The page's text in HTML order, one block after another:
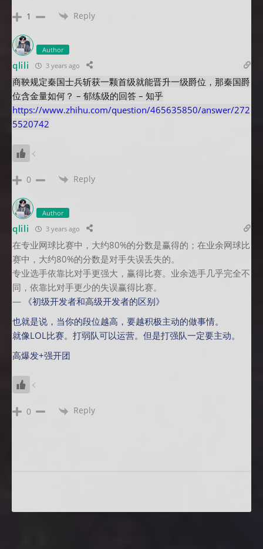
1 Reply
Author
qlili 3 years ago
商鞅规定秦国士兵斩获一颗首级就能晋升一级爵位，那秦国爵
位含金量如何？ – 郁练级的回答 – 知乎
https://www.zhihu.com/question/465635850/answer/272
5520742
0 Reply
Author
qlili 3 years ago
在专业网球比赛中，大约80%的分数是赢得的；在业余网球比
赛中，大约80%的分数是对手失误丢失的。
专业选手依靠比对手更强大，赢得比赛。业余选手几乎完全不
同，依靠比对手更少的失误赢得比赛。
— 《初级开发者和高级开发者的区别》
也就是说，当你的段位越高，要越积极主动的做事情。
就像LOL比赛。打弱队可以运营。但是打强队一定要主动。
高爆发+强开团
0 Reply